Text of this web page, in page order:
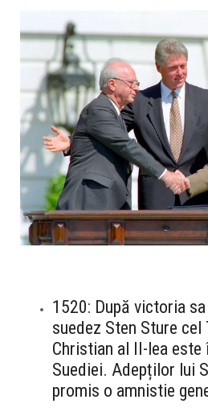
1520: După victoria
suedez Sten Sture cel
Christian al II-lea este
Suediei. Adepților lui
promis o amnistie